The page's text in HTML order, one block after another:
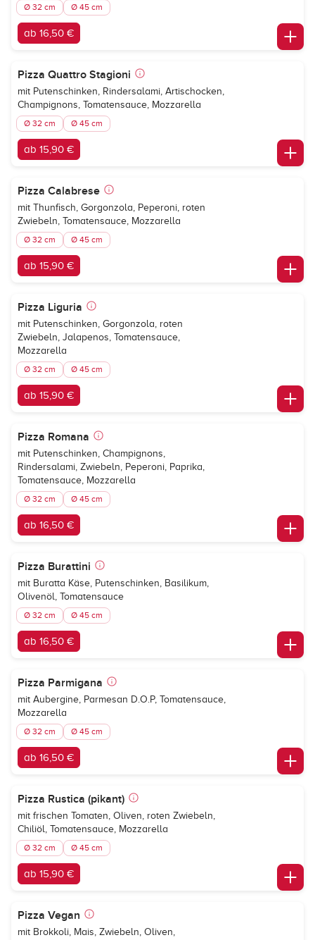
Ø 32 cm Ø 45 cm
ab 16,50 €
Pizza Quattro Stagioni
mit Putenschinken, Rindersalami, Artischocken,
Champignons, Tomatensauce, Mozzarella
Ø 32 cm Ø 45 cm
ab 15,90 €
Pizza Calabrese
mit Thunfisch, Gorgonzola, Peperoni, roten
Zwiebeln, Tomatensauce, Mozzarella
Ø 32 cm Ø 45 cm
ab 15,90 €
Pizza Liguria
mit Putenschinken, Gorgonzola, roten
Zwiebeln, Jalapenos, Tomatensauce,
Mozzarella
Ø 32 cm Ø 45 cm
ab 15,90 €
Pizza Romana
mit Putenschinken, Champignons,
Rindersalami, Zwiebeln, Peperoni, Paprika,
Tomatensauce, Mozzarella
Ø 32 cm Ø 45 cm
ab 16,50 €
Pizza Burattini
mit Buratta Käse, Putenschinken, Basilikum,
Olivenöl, Tomatensauce
Ø 32 cm Ø 45 cm
ab 16,50 €
Pizza Parmigana
mit Aubergine, Parmesan D.O.P, Tomatensauce,
Mozzarella
Ø 32 cm Ø 45 cm
ab 16,50 €
Pizza Rustica (pikant)
mit frischen Tomaten, Oliven, roten Zwiebeln,
Chiliöl, Tomatensauce, Mozzarella
Ø 32 cm Ø 45 cm
ab 15,90 €
Pizza Vegan
mit Brokkoli, Mais, Zwiebeln, Oliven,